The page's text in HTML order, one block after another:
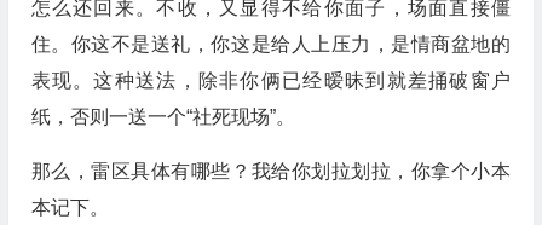
怎么还回来。不收，又显得不给你面子，场面直接僵
住。你这不是送礼，你这是给人上压力，是情商盆地的
表现。这种送法，除非你俩已经暧昧到就差捅破窗户
纸，否则一送一个“社死现场”。
那么，雷区具体有哪些？我给你划拉划拉，你拿个小本
本记下。